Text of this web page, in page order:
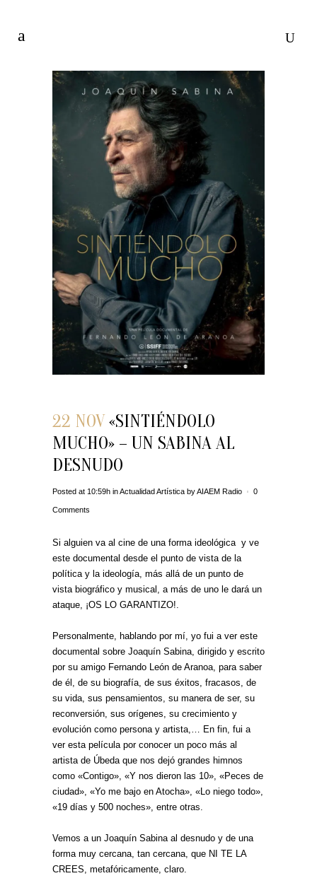
22 NOV«SINTIÉNDOLO
MUCHO» – UN SABINA AL
DESNUDO
Posted at 10:59h inActualidad Artística byAIAEM Radio 0
Comments
Si alguien va al cine de una forma ideológica y ve
este documental desde el punto de vista de la
política y la ideología, más allá de un punto de
vista biográfico y musical, a más de uno le dará un
ataque, ¡OS LO GARANTIZO!.
Personalmente, hablando por mí, yo fui a ver este
documental sobre Joaquín Sabina, dirigido y escrito
por su amigo Fernando León de Aranoa, para saber
de él, de su biografía, de sus éxitos, fracasos, de
su vida, sus pensamientos, su manera de ser, su
reconversión, sus orígenes, su crecimiento y
evolución como persona y artista,… En fin, fui a
ver esta película por conocer un poco más al
artista de Úbeda que nos dejó grandes himnos
como «Contigo», «Y nos dieron las 10», «Peces de
ciudad», «Yo me bajo en Atocha», «Lo niego todo»,
«19 días y 500 noches», entre otras.
Vemos a un Joaquín Sabina al desnudo y de una
forma muy cercana, tan cercana, que NI TE LA
CREES, metafóricamente, claro.